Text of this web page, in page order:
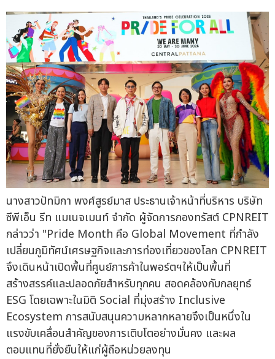
นางสาวปัทมิกา พงศ์สูรย์มาส ประธานเจ้าหน้าที่บริหาร บริษัท
ซีพีเอ็น รีท แมเนจเมนท์ จำกัด ผู้จัดการกองทรัสต์ CPNREIT
กล่าวว่า "Pride Month คือ Global Movement ที่กำลัง
เปลี่ยนภูมิทัศน์เศรษฐกิจและการท่องเที่ยวของโลก CPNREIT
จึงเดินหน้าเปิดพื้นที่ศูนย์การค้าในพอร์ตฯให้เป็นพื้นที่
สร้างสรรค์และปลอดภัยสำหรับทุกคน สอดคล้องกับกลยุทธ์
ESG โดยเฉพาะในมิติ Social ที่มุ่งสร้าง Inclusive
Ecosystem การสนับสนุนความหลากหลายจึงเป็นหนึ่งใน
แรงขับเคลื่อนสำคัญของการเติบโตอย่างมั่นคง และผล
ตอบแทนที่ยั่งยืนให้แก่ผู้ถือหน่วยลงทุน